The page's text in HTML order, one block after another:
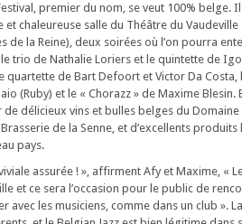
premier du nom, se veut 100% belge.
et chaleureuse salle du Théâtre du Vaudeville
de la Reine), deux soirées où l’on pourra
trio de Nathalie Loriers et le quintette de
quartette de Bart Defoort et Victor Da
(Ruby) et le « Chorazz » de Maxime Blesin.
délicieux vins et bulles belges du Domaine
de la Senne, et d’excellents produits
pays.
assurée ! », affirment Afy et Maxime, «
et ce sera l’occasion pour le public de
avec les musiciens, comme dans un club ».